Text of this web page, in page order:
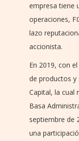
empresa tiene
operaciones,
lazo
accionista.
En 2019, con
de productos y
Capital, la cual
Basa
septiembre de
una